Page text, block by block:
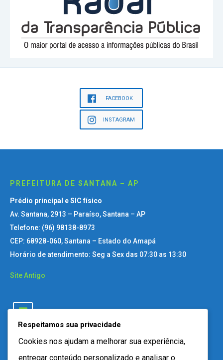
FACEBOOK
INSTAGRAM
PREFEITURA DE SANTANA – AP
Prédio principal e SIC físico
Av. Santana, 2913 – Paraíso, Santana – AP
Telefone: (96) 98138-8973
CEP: 68928-060, Santana – Estado do Amapá
Horário de atendimento: Seg a Sex das 07:30 as 13:30
Site Antigo
Respeitamos sua privacidade
Cookies nos ajudam a melhorar sua experiência,
entregar conteúdo personalizado e analisar o